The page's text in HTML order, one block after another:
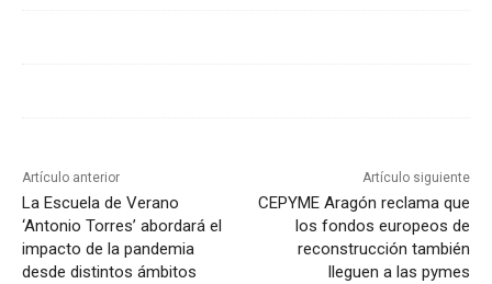
Artículo anterior
La Escuela de Verano
‘Antonio Torres’ abordará el
impacto de la pandemia
desde distintos ámbitos
Artículo siguiente
CEPYME Aragón reclama que
los fondos europeos de
reconstrucción también
lleguen a las pymes